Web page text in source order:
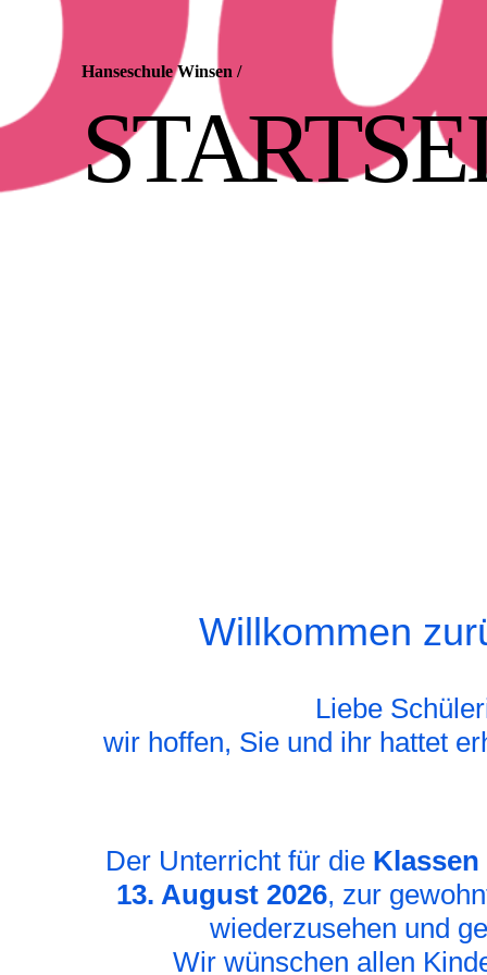
Hanseschule Winsen /
Willkommen
Liebe
wir hoffen, Sie und ihr hattet
Der Unterricht für die Klassen
13. August 2026, zur
wiederzusehen und
Wir wünschen allen